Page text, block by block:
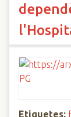
Etiquetes: